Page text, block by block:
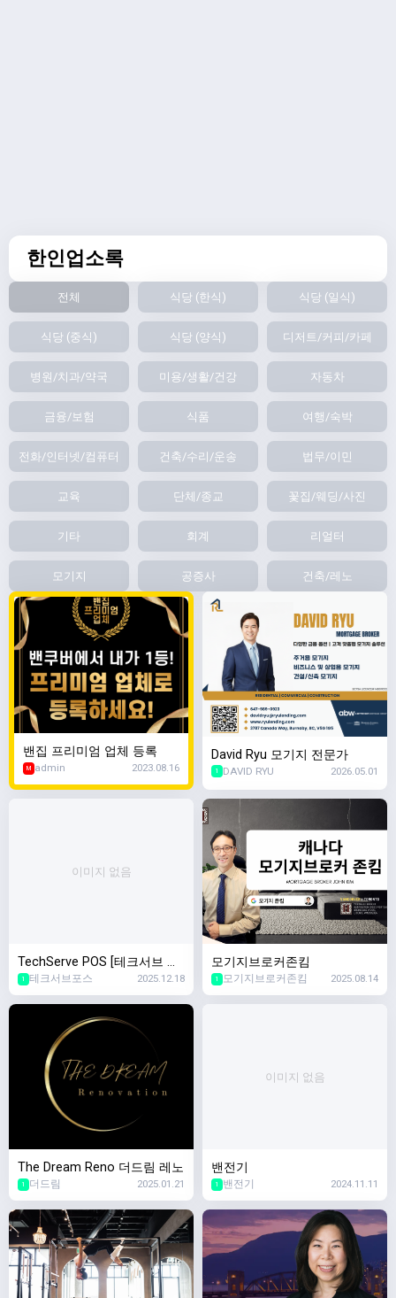
한인업소록
전체 식당 (한식) 식당 (일식)
식당 (중식) 식당 (양식) 디저트/커피/카페
병원/치과/약국 미용/생활/건강 자동차
금융/보험 식품 여행/숙박
전화/인터넷/컴퓨터 건축/수리/운송 법무/이민
교육 단체/종교 꽃집/웨딩/사진
기타 회계 리얼터
모기지 공증사 건축/레노
밴집 프리미엄 업체 등록
M admin 2023.08.16
David Ryu 모기지 전문가
1 DAVID RYU 2026.05.01
이미지 없음
TechServe POS [테크서브 포
스]
1 테크서브포스 2025.12.18
모기지브로커존킴
1 모기지브로커존킴 2025.08.14
The Dream Reno 더드림 레노
1 더드림 2025.01.21
이미지 없음
밴전기
1 밴전기 2024.11.11